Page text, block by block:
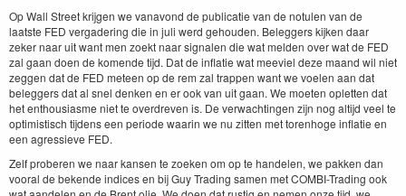
Op Wall Street krijgen we vanavond de publicatie van de notulen van de
laatste FED vergadering die in juli werd gehouden. Beleggers kijken daar
zeker naar uit want men zoekt naar signalen die wat melden over wat de FED
zal gaan doen de komende tijd. Dat de inflatie wat meeviel deze maand wil niet
zeggen dat de FED meteen op de rem zal trappen want we voelen aan dat
beleggers dat al snel denken en er ook van uit gaan. We moeten opletten dat
het enthousiasme niet te overdreven is. De verwachtingen zijn nog altijd veel te
optimistisch tijdens een periode waarin we nu zitten met torenhoge inflatie en
een agressieve FED.
Zelf proberen we naar kansen te zoeken om op te handelen, we pakken dan
vooral de bekende indices en bij Guy Trading samen met COMBI-Trading ook